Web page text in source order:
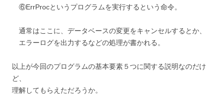
⑥ErrProcというプログラムを実行するという命令。
通常はここに、データベースの変更をキャンセルするとか、
エラーログを出力するなどの処理が書かれる。
以上が今回のプログラムの基本要素５つに関する説明なのだけ
ど、
理解してもらえただろうか。